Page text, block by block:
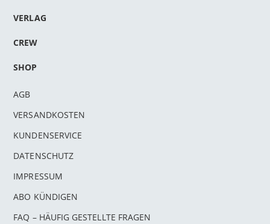
VERLAG
CREW
SHOP
AGB
VERSANDKOSTEN
KUNDENSERVICE
DATENSCHUTZ
IMPRESSUM
ABO KÜNDIGEN
FAQ – HÄUFIG GESTELLTE FRAGEN